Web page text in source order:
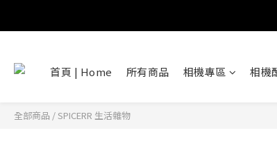
首頁 | Home 所有商品 相機專區 相機
全部商品 /SPICERR 生活雜物